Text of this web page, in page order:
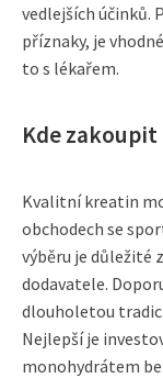
vedlejších účinků.
příznaky, je
to s lékařem.
Kde
Kvalitní kreatin
obchodech se
výběru je důležité
dodavatele.
dlouholetou
Nejlepší je
monohydrátem